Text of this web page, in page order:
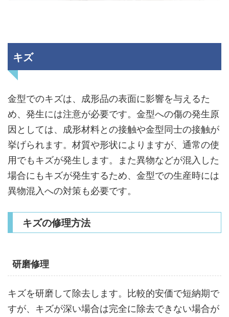
キズ
金型でのキズは、成形品の表面に影響を与えるた
め、発生には注意が必要です。金型への傷の発生原
因としては、成形材料との接触や金型同士の接触が
挙げられます。材質や形状によりますが、通常の使
用でもキズが発生します。また異物などが混入した
場合にもキズが発生するため、金型での生産時には
異物混入への対策も必要です。
キズの修理方法
研磨修理
キズを研磨して除去します。比較的安価で短納期で
すが、キズが深い場合は完全に除去できない場合が